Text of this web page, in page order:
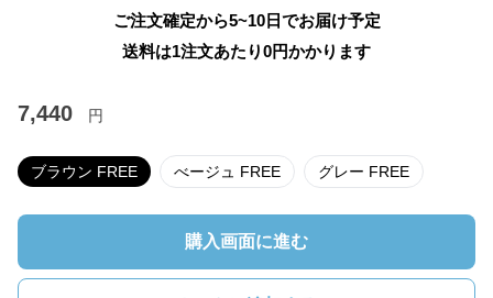
ご注文確定から5~10日でお届け予定
送料は1注文あたり0円かかります
7,440 円
ブラウン FREE べージュ FREE グレー FREE
購入画面に進む